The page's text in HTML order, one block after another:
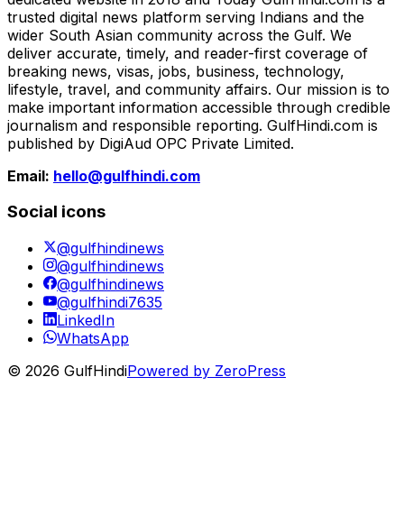
trusted digital news platform serving Indians and the
wider South Asian community across the Gulf. We
deliver accurate, timely, and reader-first coverage of
breaking news, visas, jobs, business, technology,
lifestyle, travel, and community affairs. Our mission is to
make important information accessible through credible
journalism and responsible reporting. GulfHindi.com is
published by DigiAud OPC Private Limited.
Email: hello@gulfhindi.com
Social icons
@gulfhindinews
@gulfhindinews
@gulfhindinews
@gulfhindi7635
LinkedIn
WhatsApp
© 2026 GulfHindiPowered by ZeroPress